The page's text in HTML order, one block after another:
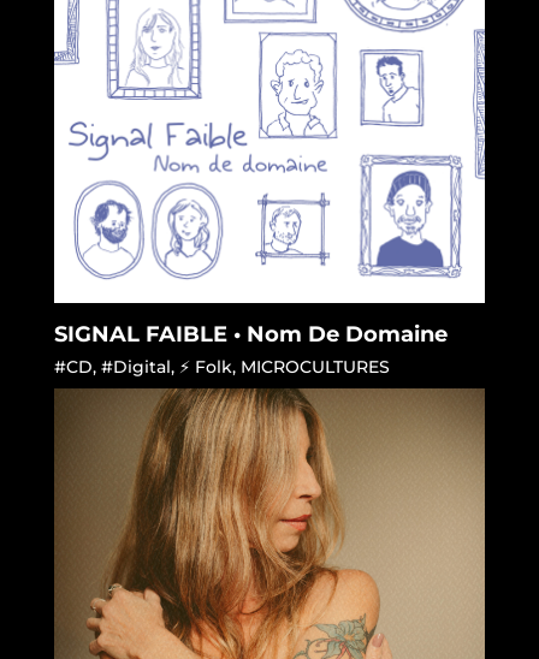
SIGNAL FAIBLE • Nom De Domaine
#CD, #Digital, ⚡ Folk, MICROCULTURES